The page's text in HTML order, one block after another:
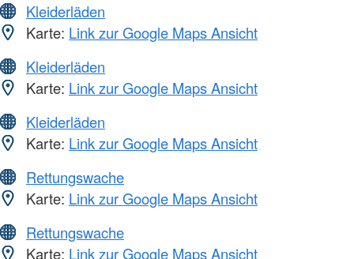
Kleiderläden
Karte: Link zur Google Maps Ansicht
Kleiderläden
Karte: Link zur Google Maps Ansicht
Kleiderläden
Karte: Link zur Google Maps Ansicht
Rettungswache
Karte: Link zur Google Maps Ansicht
Rettungswache
Karte: Link zur Google Maps Ansicht